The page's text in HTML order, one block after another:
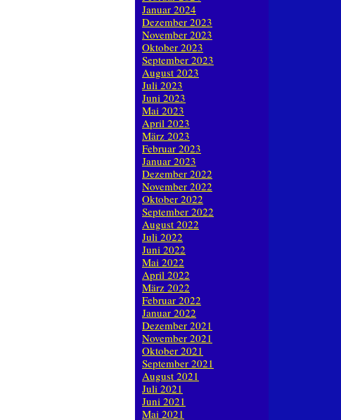
Januar 2024
Dezember 2023
November 2023
Oktober 2023
September 2023
August 2023
Juli 2023
Juni 2023
Mai 2023
April 2023
März 2023
Februar 2023
Januar 2023
Dezember 2022
November 2022
Oktober 2022
September 2022
August 2022
Juli 2022
Juni 2022
Mai 2022
April 2022
März 2022
Februar 2022
Januar 2022
Dezember 2021
November 2021
Oktober 2021
September 2021
August 2021
Juli 2021
Juni 2021
Mai 2021